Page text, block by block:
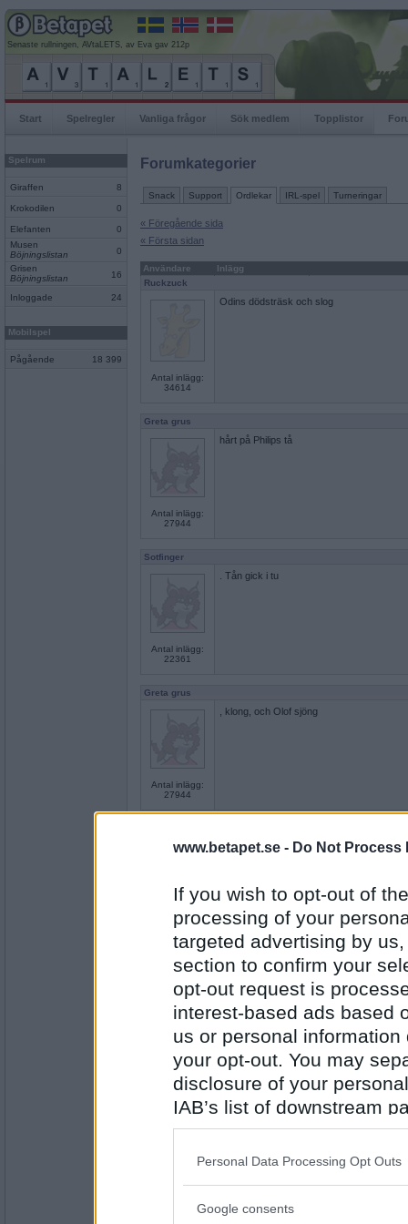
www.betapet.se - Do Not Process
If you wish to opt-out of
processing of your
targeted advertising by
section to confirm your
opt-out request is
interest-based ads based
us or personal
your opt-out. You may
disclosure of your
IAB’s list of downstream
also be disclosed by us
Downstream Participants
Please note that this
Personal Data Processing Opt Outs
Google consents
Senaste rullningen, AVtaLETS, av Eva gav 212p
Start Spelregler Vanliga frågor Sök medlem Topplistor
Spelrum
Giraffen 8
Krokodilen 0
Elefanten
0
Musen
Böjningslistan
0
Grisen
Böjningslistan
16
Inloggade 24
Mobilspel
Pågående 18 399
Forumkategorier
Snack Support Ordlekar IRL-spel Turneringar
« Föregående sida
« Första sidan
Användare
Inlägg
Ruckzuck
Antal inlägg:
34614
Odins dödsträsk och slog
Greta grus
Antal inlägg:
27944
hårt på Philips tå
Sotfinger
Antal inlägg:
22361
. Tån gick i tu
Greta grus
Antal inlägg:
27944
, klong, och Olof sjöng
Antal inlägg:
22361
sin sorgsång om tår
Greta grus
Antal inlägg:
27944
som Odin lärt ut.
Sotfinger